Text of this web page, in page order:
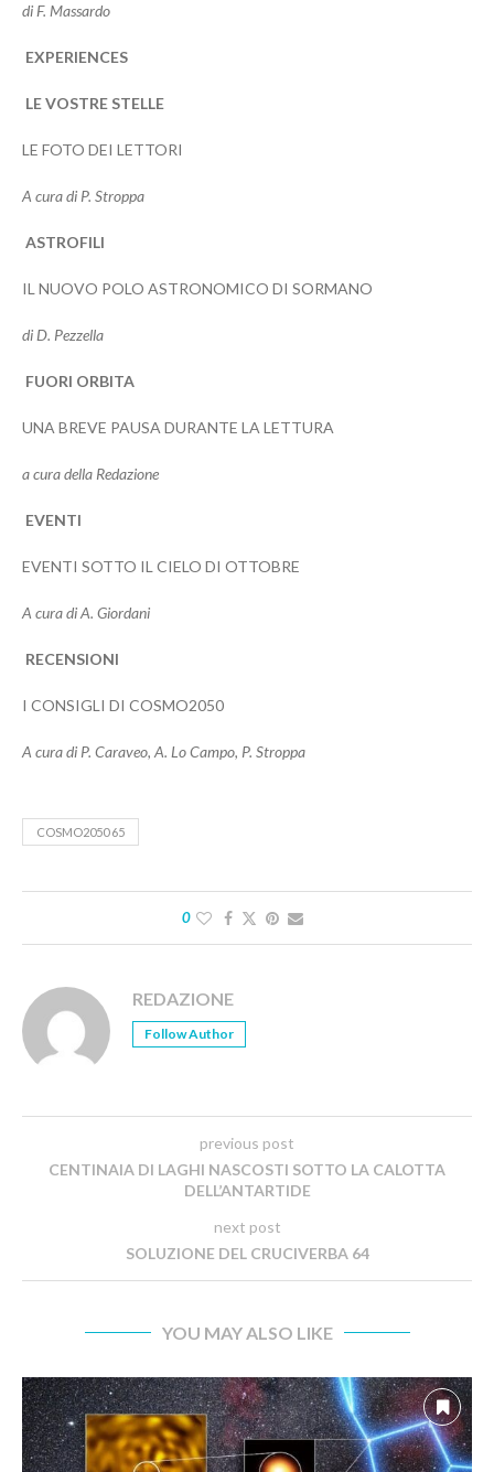
di F. Massardo
EXPERIENCES
LE VOSTRE STELLE
LE FOTO DEI LETTORI
A cura di P. Stroppa
ASTROFILI
IL NUOVO POLO ASTRONOMICO DI SORMANO
di D. Pezzella
FUORI ORBITA
UNA BREVE PAUSA DURANTE LA LETTURA
a cura della Redazione
EVENTI
EVENTI SOTTO IL CIELO DI OTTOBRE
A cura di A. Giordani
RECENSIONI
I CONSIGLI DI COSMO2050
A cura di P. Caraveo, A. Lo Campo, P. Stroppa
COSMO2050 65
0
REDAZIONE
Follow Author
previous post
CENTINAIA DI LAGHI NASCOSTI SOTTO LA CALOTTA
DELL’ANTARTIDE
next post
SOLUZIONE DEL CRUCIVERBA 64
YOU MAY ALSO LIKE